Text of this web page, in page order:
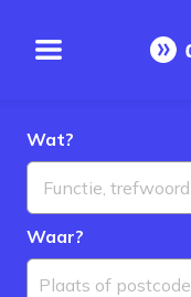
Open menu
Wat?
Waar?
Plaats of postcode